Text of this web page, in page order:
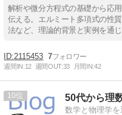
解析や微分方程式の基礎から応
伝える。エルミート多項式の性
法など、理論的背景と実例を通
2115453 7
週間IN:12 週間OUT:33 月間IN:42
10 50代から理
数学と物理学